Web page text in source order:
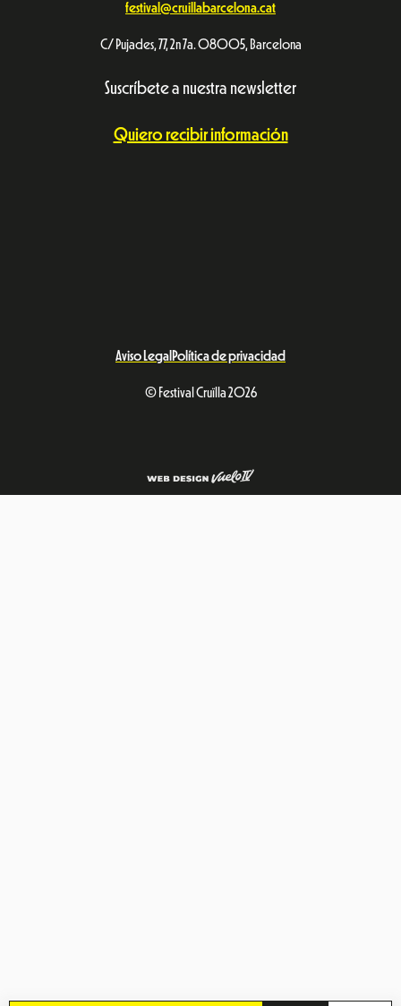
festival@cruillabarcelona.cat
C/ Pujades, 77, 2n 7a. 08005, Barcelona
Suscríbete a nuestra newsletter
Quiero recibir información
Aviso Legal Política de privacidad
© Festival Cruïlla 2026